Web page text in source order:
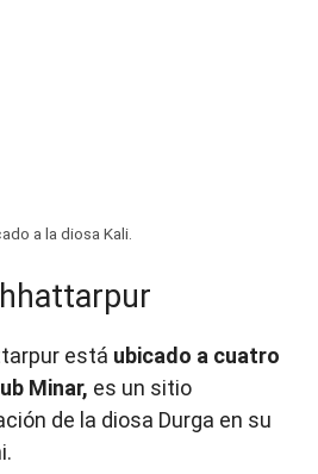
a la diosa Kali.
está ubicado a cuatro
Minar, es un sitio
de la diosa Durga en su